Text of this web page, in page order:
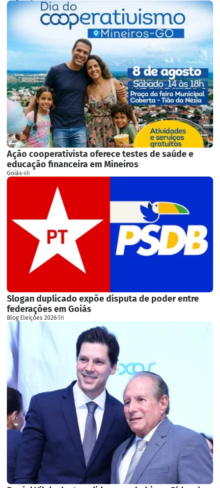
Ação cooperativista oferece testes de saúde e
educação financeira em Mineiros
Goiás·4h
Slogan duplicado expõe disputa de poder entre
federações em Goiás
Blog Eleições 2026·5h